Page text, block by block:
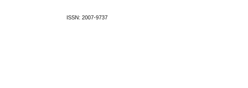
ISSN: 2007-9737